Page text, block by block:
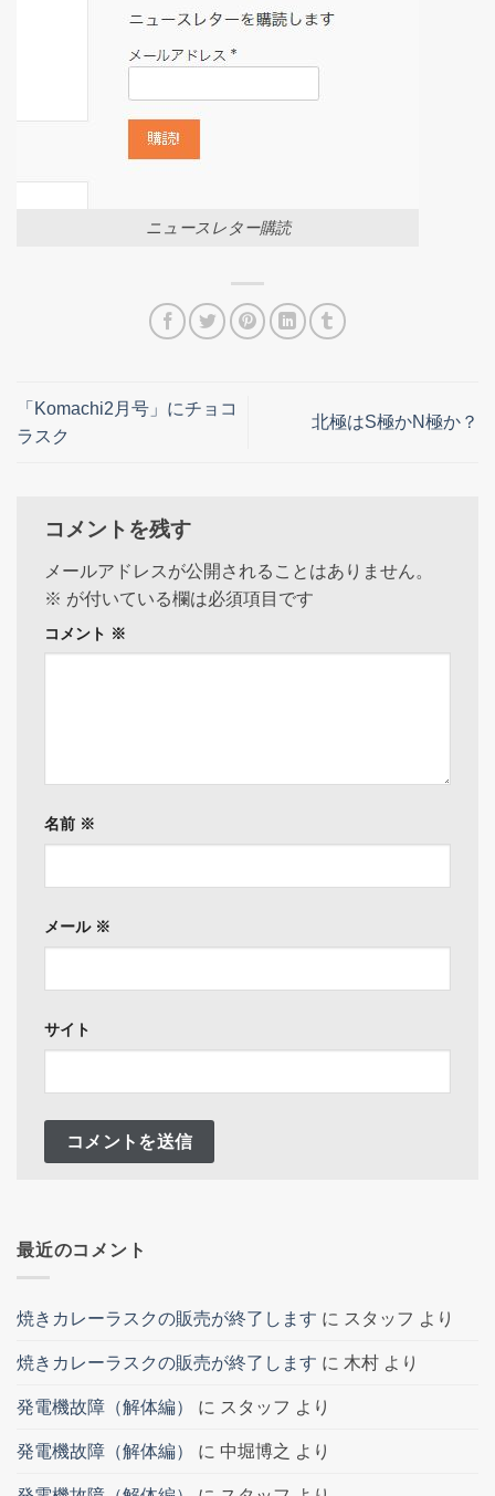
ニュースレター購読
「Komachi2月号」にチョコ
ラスク
北極はS極かN極か？
コメントを残す
メールアドレスが公開されることはありません。
※ が付いている欄は必須項目です
コメント ※
名前 ※
メール ※
サイト
最近のコメント
焼きカレーラスクの販売が終了します に スタッフ より
焼きカレーラスクの販売が終了します に 木村 より
発電機故障（解体編） に スタッフ より
発電機故障（解体編） に 中堀博之 より